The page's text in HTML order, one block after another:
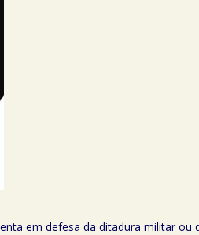
em defesa da ditadura militar